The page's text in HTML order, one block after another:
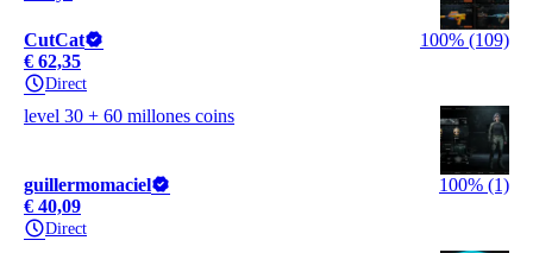
CutCat
100% (109)
€ 62,35
Direct
level 30 + 60 millones coins
guillermomaciel
100% (1)
€ 40,09
Direct